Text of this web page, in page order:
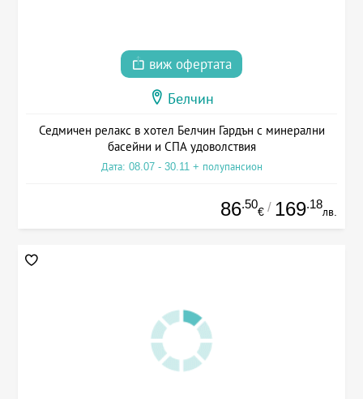
виж офертата
Белчин
Седмичен релакс в хотел Белчин Гардън с минерални
басейни и СПА удоволствия
Дата: 08.07 - 30.11 + полупансион
86.50
€ / 169.18
лв.